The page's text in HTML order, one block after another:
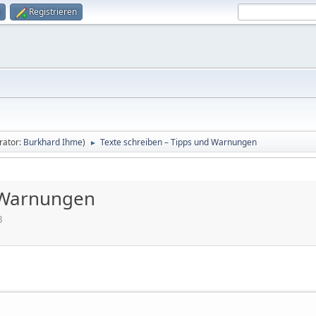
Registrieren
Burkhard Ihme) ► Texte schreiben – Tipps und Warnungen